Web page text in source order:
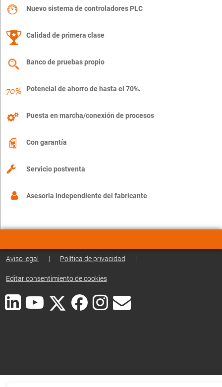
Nuevo sistema de controladores PLC
Calidad de primera clase
Banco de pruebas propio
Potencial de ahorro de hasta el 70%.
Puesta en marcha/conexión de procesos
Con garantía
Servicio postventa
Asesoria independiente del fabricante
Aviso legal | Política de privacidad |
Editar consentimiento de cookies